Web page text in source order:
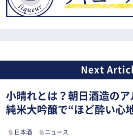
小晴れとは？朝日酒造の
純米大吟醸で“ほど酔い心
日本酒 ニュース